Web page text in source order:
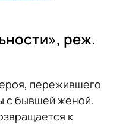
реж.
пережившего
с бывшей женой.
к